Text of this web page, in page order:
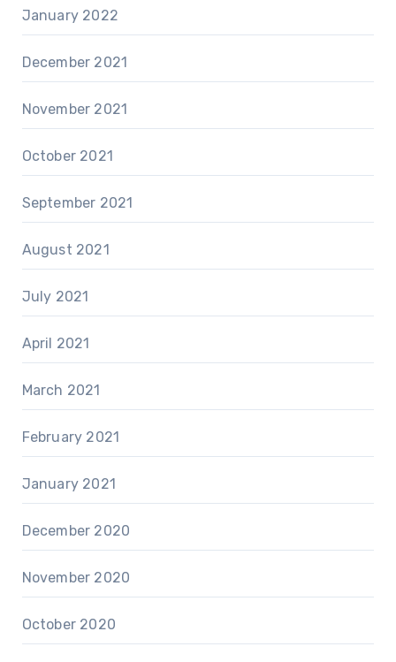
January 2022
December 2021
November 2021
October 2021
September 2021
August 2021
July 2021
April 2021
March 2021
February 2021
January 2021
December 2020
November 2020
October 2020